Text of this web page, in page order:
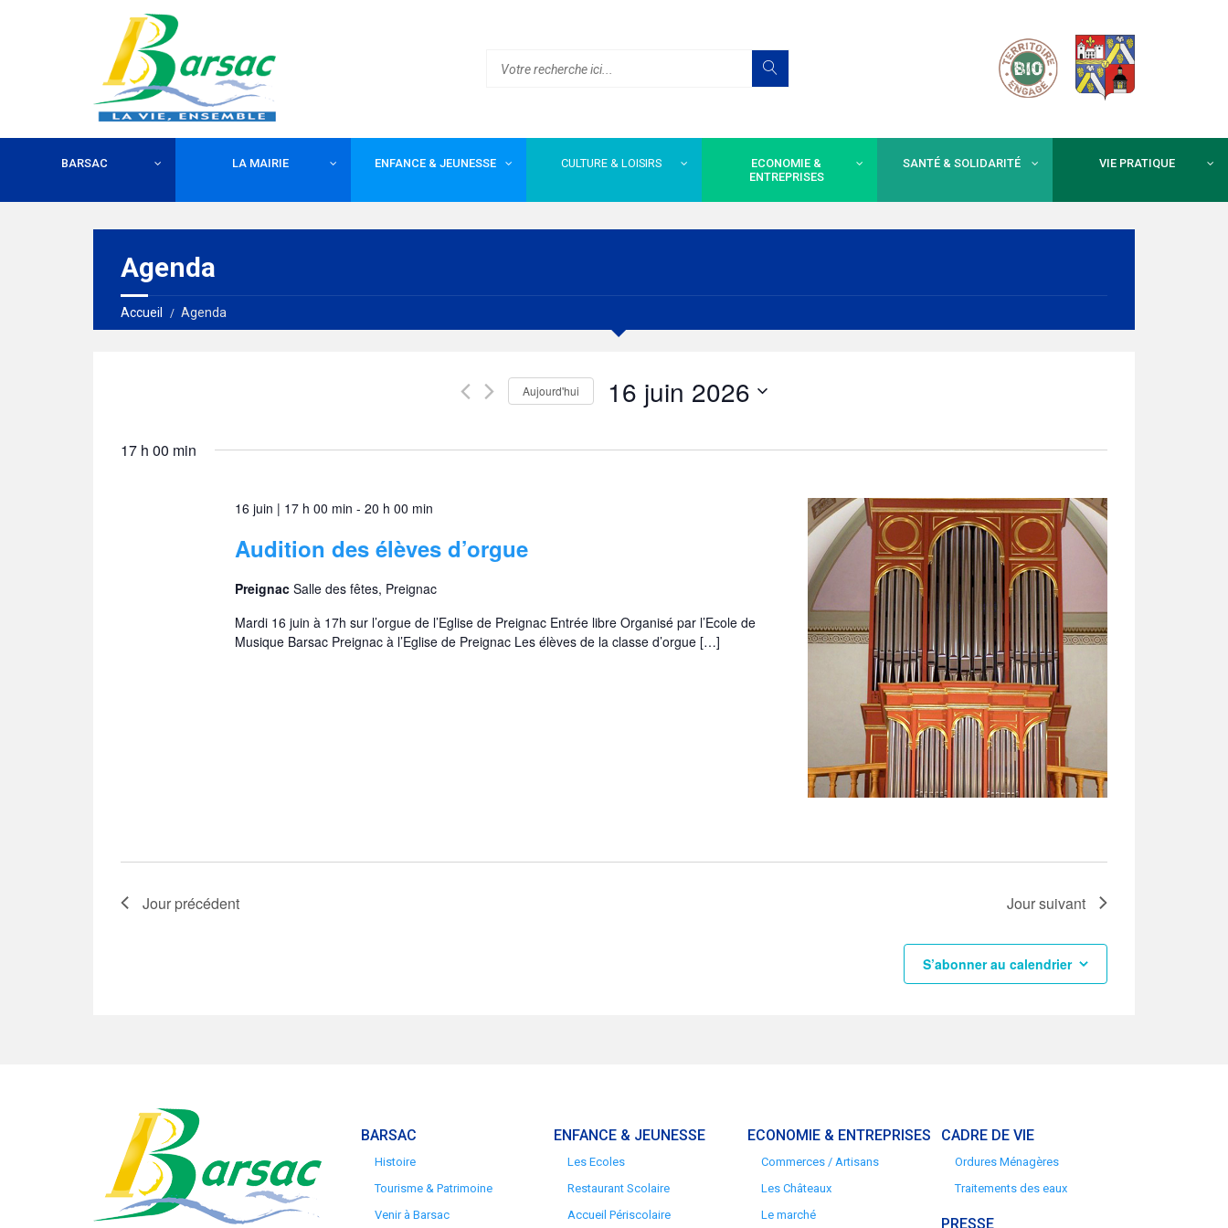
BARSAC LA MAIRIE ENFANCE & JEUNESSE CULTURE & LOISIRS
ECONOMIE &
ENTREPRISES
SANTÉ & SOLIDARITÉ VIE PRATIQUE
Agenda
Accueil Agenda
Aujourd'hui 16 juin 2026
e
z
17 h 00 min
16 juin | 17 h 00 min -20 h 00 min
Audition des élèves d’orgue
PreignacSalle des fêtes, Preignac
Mardi 16 juin à 17h sur l’orgue de l’Eglise de Preignac Entrée libre Organisé par l’Ecole de
Musique Barsac Preignac à l’Eglise de Preignac Les élèves de la classe d’orgue […]
Jour précédent Jour suivant
S’abonner au calendrier
BARSAC
Histoire
Tourisme & Patrimoine
Venir à Barsac
ENFANCE & JEUNESSE
Les Ecoles
Restaurant Scolaire
Accueil Périscolaire
ECONOMIE & ENTREPRISES
Commerces / Artisans
Les Châteaux
Le marché
CADRE DE VIE
Ordures Ménagères
Traitements des eaux
PRESSE